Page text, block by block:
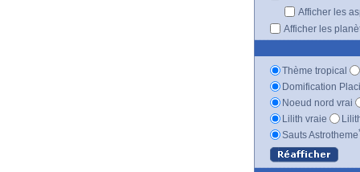
Afficher les
Afficher les
Thème tropical
Domification
Noeud nord vrai
Lilith vraie
Sauts Astrotheme